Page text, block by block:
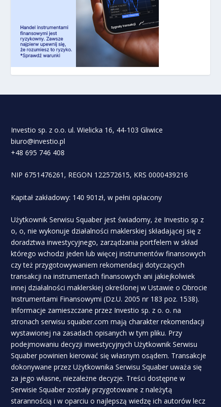
Investio sp. z o.o. ul. Wielicka 16, 44-103 Gliwice
biuro@investio.pl
+48 695 746 408
NIP 6751476261, REGON 122572615, KRS 0000439216
Kapitał zakładowy: 140 901zł, w pełni opłacony
Użytkownik Serwisu Squaber jest świadomy, że Investio sp z
o, o, nie wykonuje działalności maklerskiej składającej się z
doradztwa inwestycyjnego, zarządzania portfelem w skład
którego wchodzi jeden lub więcej instrumentów finansowych
czy też przygotowywaniem rekomendacji dotyczących
transakcji na instrumentach finansowych ani jakiejkolwiek
innej działalności maklerskiej określonej w Ustawie o Obrocie
Instrumentami Finansowymi (Dz.U. 2005 nr 183 poz. 1538).
Informacje zamieszczane przez Investio sp. z o. o. na
stronach serwisu squaber.com mają charakter rekomendacji
wystawionej na zasadach opisanych w tym pliku. Przy
podejmowaniu decyzji inwestycyjnych Użytkownik Serwisu
Squaber powinien kierować się własnym osądem. Transakcje
dokonywane przez Użytkownika Serwisu Squaber uważa się
za jego własne, niezależne decyzje. Treści dostępne w
Serwisie Squaber zostały przygotowane z należytą
starannością i w oparciu o najlepszą wiedzę ich autorów lecz